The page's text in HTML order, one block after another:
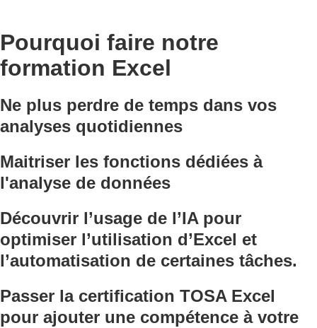
Pourquoi faire notre
formation Excel
Ne plus perdre de temps dans vos
analyses quotidiennes
Maitriser les fonctions dédiées à
l'analyse de données
Découvrir l’usage de l’IA pour
optimiser l’utilisation d’Excel et
l’automatisation de certaines tâches.
Passer la certification TOSA Excel
pour ajouter une compétence à votre